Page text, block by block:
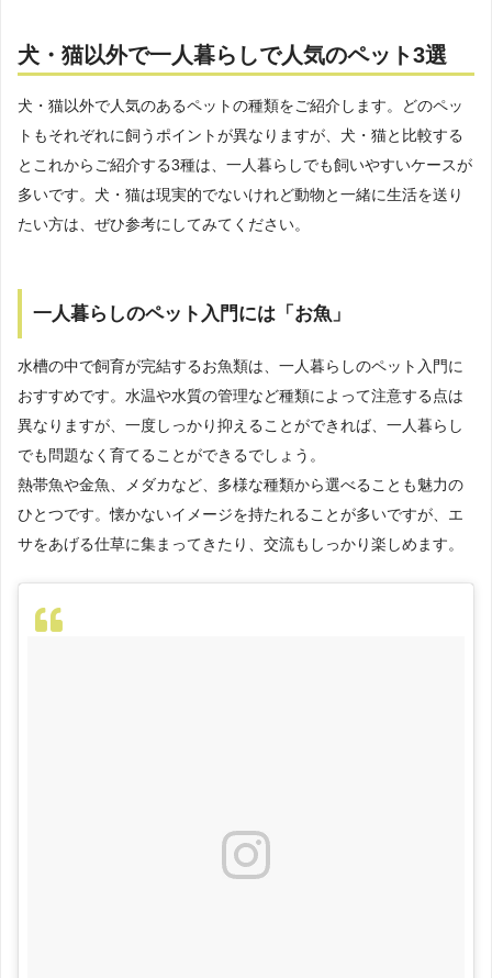
犬・猫以外で一人暮らしで人気のペット3選
犬・猫以外で人気のあるペットの種類をご紹介します。どのペッ
トもそれぞれに飼うポイントが異なりますが、犬・猫と比較する
とこれからご紹介する3種は、一人暮らしでも飼いやすいケースが
多いです。犬・猫は現実的でないけれど動物と一緒に生活を送り
たい方は、ぜひ参考にしてみてください。
一人暮らしのペット入門には「お魚」
水槽の中で飼育が完結するお魚類は、一人暮らしのペット入門に
おすすめです。水温や水質の管理など種類によって注意する点は
異なりますが、一度しっかり抑えることができれば、一人暮らし
でも問題なく育てることができるでしょう。
熱帯魚や金魚、メダカなど、多様な種類から選べることも魅力の
ひとつです。懐かないイメージを持たれることが多いですが、エ
サをあげる仕草に集まってきたり、交流もしっかり楽しめます。